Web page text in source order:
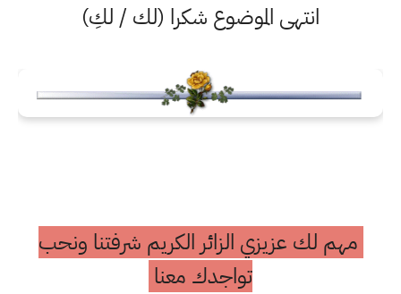
انتهى الموضوع شكرا (لك / لكِ)
مهم لك عزيزي الزائر الكريم شرفتنا ونحب
تواجدك معنا